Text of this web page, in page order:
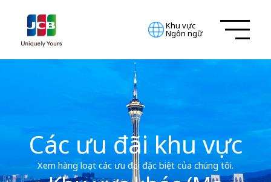
Khu vực
Ngôn ngữ
Các ưu đãi khu vực
Xem hàng loạt các ưu đãi đặc biệt của chúng tôi.